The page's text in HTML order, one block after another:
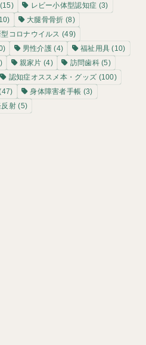
(15) レビー小体型認知症 (3)
大腿骨骨折 (8)
型コロナウイルス (49)
男性介護 (4) 福祉用具 (10)
親家片 (4) 訪問歯科(5)
認知症オススメ本・グッズ (100)
身体障害者手帳 (3)
射(5)